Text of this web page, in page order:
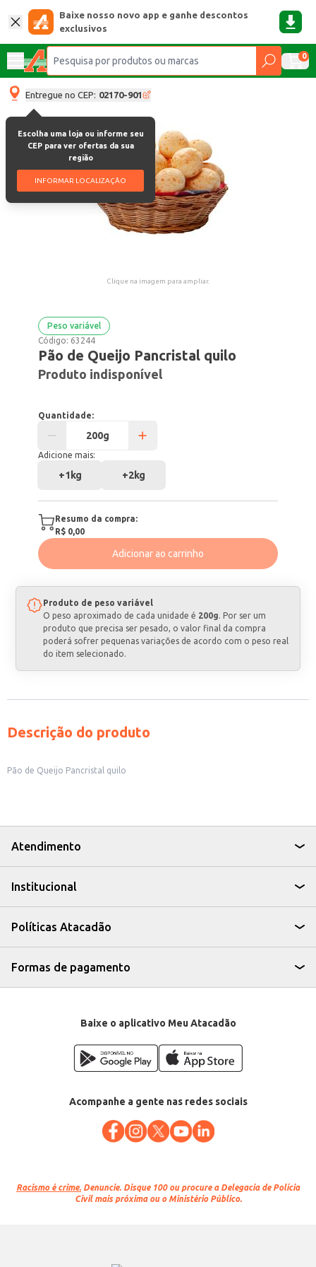
Baixe nosso novo app e ganhe descontos
exclusivos
0
Entregue no CEP: 02170-901
Escolha uma loja ou informe seu
CEP para ver ofertas da sua
região
INFORMAR LOCALIZAÇÃO
Clique na imagem para ampliar.
Peso variável
Código: 63244
Pão de Queijo Pancristal quilo
Produto indisponível
Quantidade:
Adicione mais:
+1kg +2kg
Resumo da compra:
R$ 0,00
Adicionar ao carrinho
Produto de peso variável
O peso aproximado de cada unidade é 200g. Por ser um
produto que precisa ser pesado, o valor final da compra
poderá sofrer pequenas variações de acordo com o peso real
do item selecionado.
Descrição do produto
Pão de Queijo Pancristal quilo
Atendimento
Institucional
Políticas Atacadão
Formas de pagamento
Baixe o aplicativo Meu Atacadão
Acompanhe a gente nas redes sociais
Racismo é crime. Denuncie. Disque 100 ou procure a Delegacia de Polícia
Civil mais próxima ou o Ministério Público.